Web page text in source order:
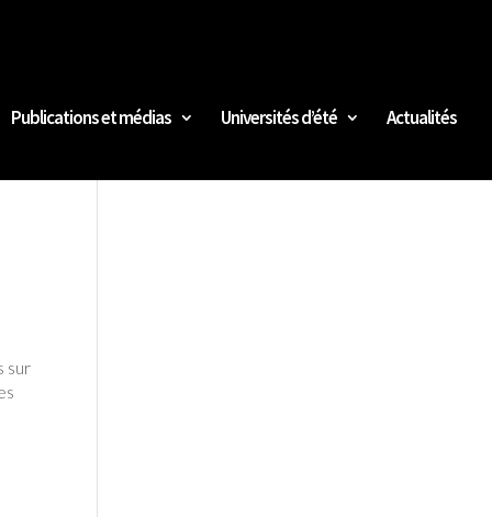
Publications et médias Universités d’été Actualités
sur